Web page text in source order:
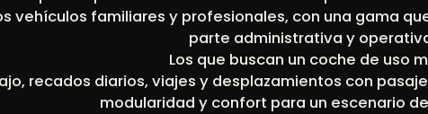
vehículos familiares y profesionales, con una gama
parte administrativa y
Los que buscan un coche de uso
recados diarios, viajes y desplazamientos con
modularidad y confort para un escenario